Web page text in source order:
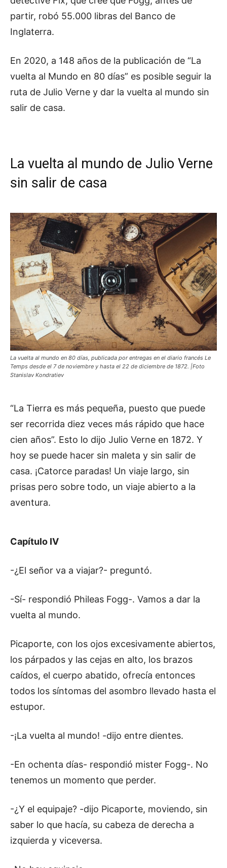
partir, robó 55.000 libras del Banco de
Inglaterra.
En 2020, a 148 años de la publicación de “La
vuelta al Mundo en 80 días” es posible seguir la
ruta de Julio Verne y dar la vuelta al mundo sin
salir de casa.
La vuelta al mundo de Julio Verne
sin salir de casa
La vuelta al mundo en 80 días, publicada por entregas en el diario francés Le
Temps desde el 7 de noviembre y hasta el 22 de diciembre de 1872. |Foto
Stanislav Kondratiev
“La Tierra es más pequeña, puesto que puede
ser recorrida diez veces más rápido que hace
cien años”. Esto lo dijo Julio Verne en 1872. Y
hoy se puede hacer sin maleta y sin salir de
casa. ¡Catorce paradas! Un viaje largo, sin
prisas pero sobre todo, un viaje abierto a la
aventura.
Capítulo IV
-¿El señor va a viajar?- preguntó.
-Sí- respondió Phileas Fogg-. Vamos a dar la
vuelta al mundo.
Picaporte, con los ojos excesivamente abiertos,
los párpados y las cejas en alto, los brazos
caídos, el cuerpo abatido, ofrecía entonces
todos los síntomas del asombro llevado hasta el
estupor.
-¡La vuelta al mundo! -dijo entre dientes.
-En ochenta días- respondió mister Fogg-. No
tenemos un momento que perder.
-¿Y el equipaje? -dijo Picaporte, moviendo, sin
saber lo que hacía, su cabeza de derecha a
izquierda y viceversa.